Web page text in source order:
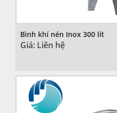
Bình khí nén Inox 300 lít
Giá: Liên hệ